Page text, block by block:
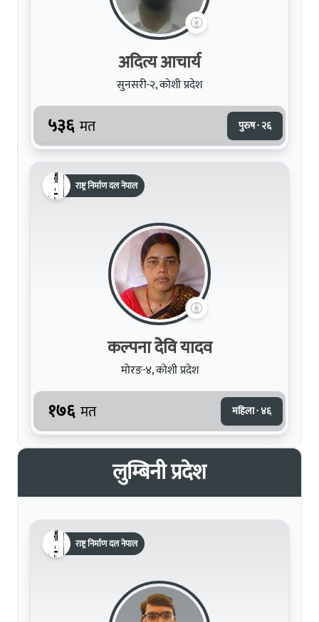
अदित्य आचार्य
सुनसरी-२, कोशी प्रदेश
५३६ मत पुरुष · २६
राष्ट्र निर्माण दल नेपाल
कल्पना देेवि यादव
मोरङ-४, कोशी प्रदेश
१७६ मत महिला · ४६
लुम्बिनी प्रदेश
राष्ट्र निर्माण दल नेपाल